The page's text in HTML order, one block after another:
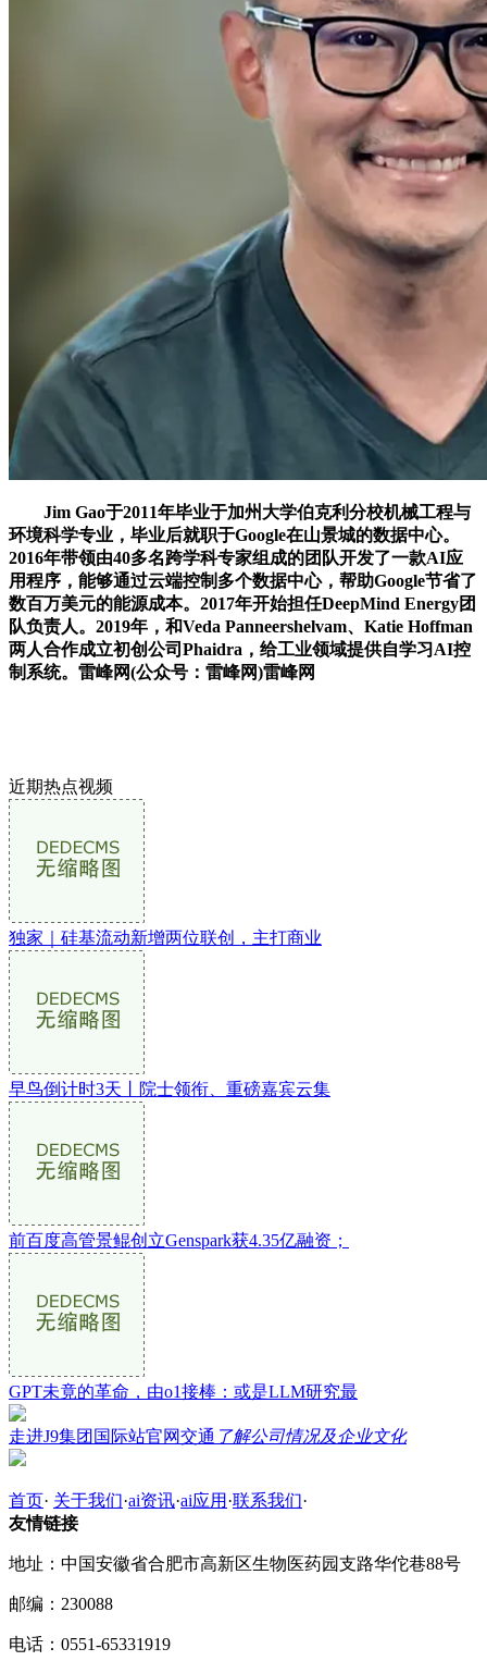
Jim Gao于2011年毕业于加州大学伯克利分校机械工程与
环境科学专业，毕业后就职于Google在山景城的数据中心。
2016年带领由40多名跨学科专家组成的团队开发了一款AI应
用程序，能够通过云端控制多个数据中心，帮助Google节省了
数百万美元的能源成本。2017年开始担任DeepMind Energy团
队负责人。2019年，和Veda Panneershelvam、Katie Hoffman
两人合作成立初创公司Phaidra，给工业领域提供自学习AI控
制系统。雷峰网(公众号：雷峰网)雷峰网
近期热点视频
独家｜硅基流动新增两位联创，主打商业
早鸟倒计时3天丨院士领衔、重磅嘉宾云集
前百度高管景鲲创立Genspark获4.35亿融资；
GPT未竟的革命，由o1接棒：或是LLM研究最
走进J9集团国际站官网交通 了解公司情况及企业文化
首页· 关于我们·ai资讯·ai应用 ·联系我们·
友情链接
地址：中国安徽省合肥市高新区生物医药园支路华佗巷88号
邮编：230088
电话：0551-65331919